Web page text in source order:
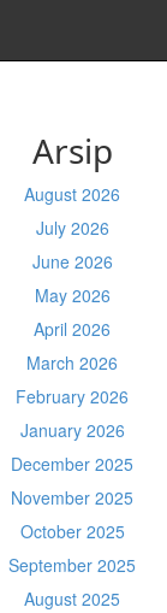
Arsip
August 2026
July 2026
June 2026
May 2026
April 2026
March 2026
February 2026
January 2026
December 2025
November 2025
October 2025
September 2025
August 2025